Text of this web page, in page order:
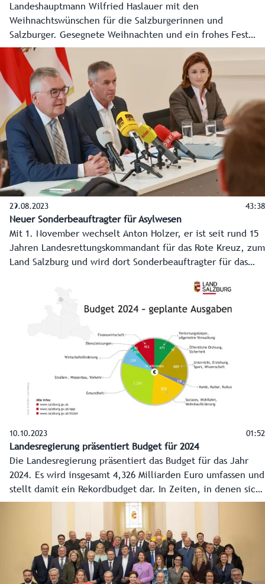
Landeshauptmann Wilfried Haslauer mit den
Weihnachtswünschen für die Salzburgerinnen und
Salzburger. Gesegnete Weihnachten und ein frohes Fest
2023!
29.08.2023 43:38
Neuer Sonderbeauftragter für Asylwesen
Mit 1. November wechselt Anton Holzer, er ist seit rund 15
Jahren Landesrettungskommandant für das Rote Kreuz, zum
Land Salzburg und wird dort Sonderbeauftragter für das
Quartieren bis hin zur Integration in den Arbeitsmarkt alle
Maßnahmen koordinieren. Mitschnitt der Pressekonferenz
10.10.2023 01:52
Landesregierung präsentiert Budget für 2024
Die Landesregierung präsentiert das Budget für das Jahr
2024. Es wird insgesamt 4,326 Milliarden Euro umfassen und
stellt damit ein Rekordbudget dar. In Zeiten, in denen sich
die Konjunktur eintrübt und die Menschen unter den
Auswirkungen der Inflation leiden, wird gezielt investiert
und die Folgen der Teuerung für Salzburgerinnen und
Salzburger abgemildert. Für kommendes Jahr wird mit
einer Neuverschuldung von 598,6 Millionen Euro geplant.
Ziel ist es jedoch, bei Rechnungsabschluss Ende 2024